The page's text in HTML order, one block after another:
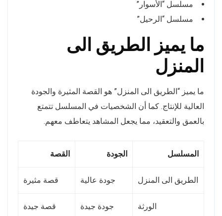
مسلسل “الأسوار”
مسلسل “الرحيل”
ما يميز الطريق الى
المنزل
ما يميز “الطريق الى المنزل” هو القصة المثيرة والجودة
العالية للإنتاج. كما أن الشخصيات في المسلسل تتمتع
بالعمق والتعقيد، مما يجعل المشاهد يتعاطف معهم.
المسلسل الجودة القصة
الطريق الى المنزل جودة عالية قصة مثيرة
الورثة جودة جيدة قصة جيدة